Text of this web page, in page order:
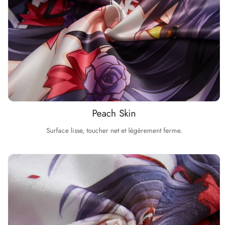
Peach Skin
Surface lisse, toucher net et légèrement ferme.